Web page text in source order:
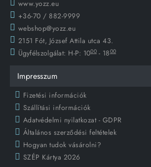
www.yozz.eu
+36-70 / 882-9999
webshop@yozz.eu
2151 Fót, József Attila utca 43.
Ügyfélszolgálat: H-P: 1000 - 1800
Impresszum
Fizetési információk
Szállítási információk
Adatvédelmi nyilatkozat - GDPR
Általános szerződési feltételek
Hogyan tudok vásárolni?
SZÉP Kártya 2026